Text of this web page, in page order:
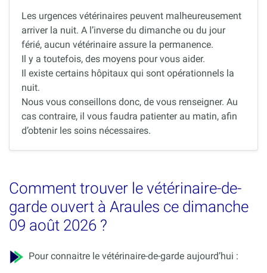
Les urgences vétérinaires peuvent malheureusement
arriver la nuit. A l’inverse du dimanche ou du jour
férié, aucun vétérinaire assure la permanence.
Il y a toutefois, des moyens pour vous aider.
Il existe certains hôpitaux qui sont opérationnels la
nuit.
Nous vous conseillons donc, de vous renseigner. Au
cas contraire, il vous faudra patienter au matin, afin
d’obtenir les soins nécessaires.
Comment trouver le vétérinaire-de-
garde ouvert à Araules ce dimanche
09 août 2026 ?
Pour connaitre le vétérinaire-de-garde aujourd’hui :